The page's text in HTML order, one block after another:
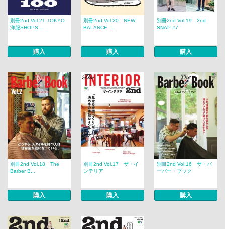
別冊2nd Vol.21 TOKYO
洋服SHOPS...
購入
別冊2nd Vol.20 NEW
BALANCE ...
購入
別冊2nd Vol.19 2nd
SNAP #7
購入
別冊2nd Vol.18 The
Barber B...
購入
別冊2nd Vol.17 ザ・イ
ンテリア
購入
別冊2nd Vol.16 ザ・バ
ーバー・ブック
購入